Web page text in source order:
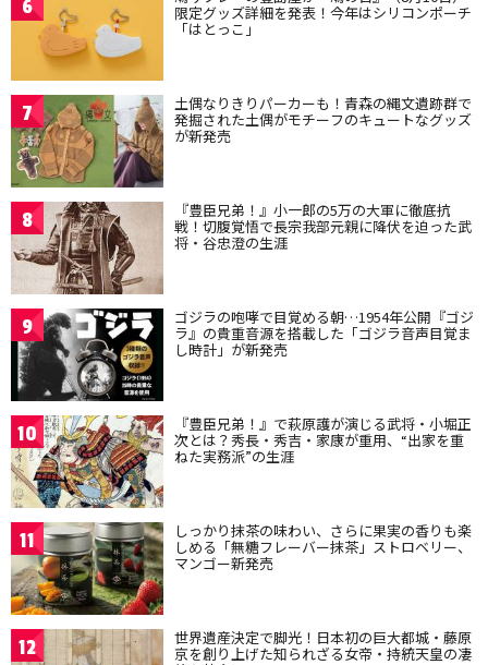
6 限定グッズ詳細を発表！今年はシリコンポーチ
「はとっこ」
7 土偶なりきりパーカーも！青森の縄文遺跡群で
発掘された土偶がモチーフのキュートなグッズ
が新発売
8 『豊臣兄弟！』小一郎の5万の大軍に徹底抗
戦！切腹覚悟で長宗我部元親に降伏を迫った武
将・谷忠澄の生涯
9 ゴジラの咆哮で目覚める朝…1954年公開『ゴジ
ラ』の貴重音源を搭載した「ゴジラ音声目覚ま
し時計」が新発売
10 『豊臣兄弟！』で萩原護が演じる武将・小堀正
次とは？秀長・秀吉・家康が重用、“出家を重
ねた実務派”の生涯
11 しっかり抹茶の味わい、さらに果実の香りも楽
しめる「無糖フレーバー抹茶」ストロベリー、
マンゴー新発売
12 世界遺産決定で脚光！日本初の巨大都城・藤原
京を創り上げた知られざる女帝・持統天皇の凄